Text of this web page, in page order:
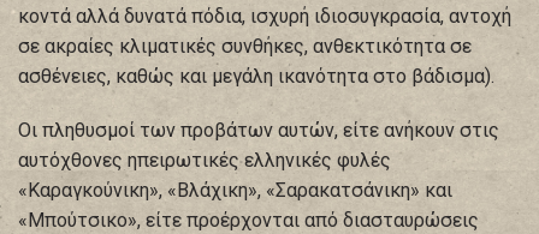
κοντά αλλά δυνατά πόδια, ισχυρή ιδιοσυγκρασία, αντοχή
σε ακραίες κλιματικές συνθήκες, ανθεκτικότητα σε
ασθένειες, καθώς και μεγάλη ικανότητα στο βάδισμα).
Οι πληθυσμοί των προβάτων αυτών, είτε ανήκουν στις
αυτόχθονες ηπειρωτικές ελληνικές φυλές
«Καραγκούνικη», «Βλάχικη», «Σαρακατσάνικη» και
«Μπούτσικο», είτε προέρχονται από διασταυρώσεις